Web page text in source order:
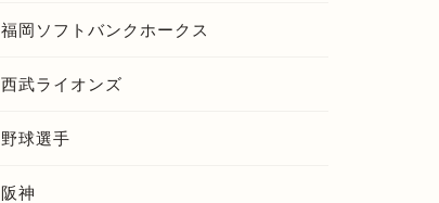
福岡ソフトバンクホークス
西武ライオンズ
野球選手
阪神